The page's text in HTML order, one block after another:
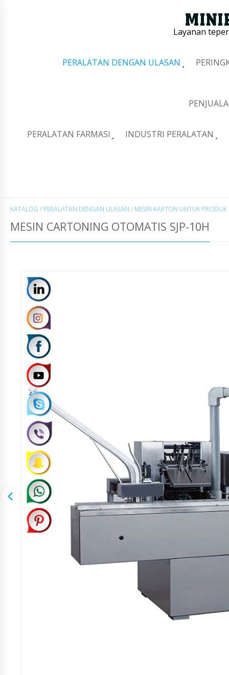
Layanan
PERALATAN DENGAN ULASAN
PERALATAN FARMASI INDUSTRI PERALATAN
KATALOG / PERALATAN DENGAN ULASAN / MESIN KARTON UNTUK
MESIN CARTONING OTOMATIS SJP-10H